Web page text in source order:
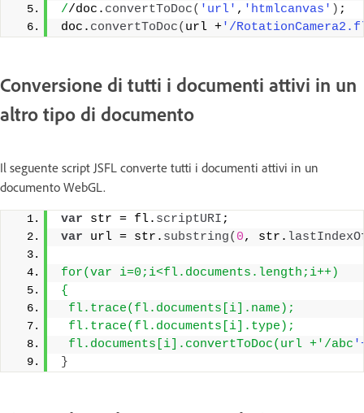
//doc. convertToDoc( 'url' , 'htmlcanvas' ) ;
doc. convertToDoc( url +'/
Conversione di tutti i documenti attivi in un
altro tipo di documento
Il seguente script JSFL converte tutti i documenti attivi in un
documento WebGL.
var str = fl. scriptURI ;
var url = str. substring( 0, str.
for(var i=0;i<fl.documents.length;i++)
{
fl.trace(fl.documents[i].name);
fl.trace(fl.documents[i].type);
fl.documents[i].convertToDoc(url +'/abc
}